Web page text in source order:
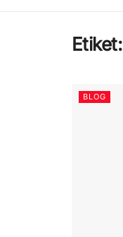
Etiket:
BLOG